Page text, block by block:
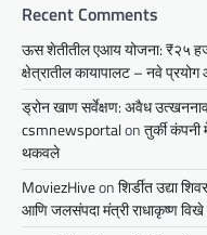
Recent Comments
ऊस शेतीतील एआय योजना: ₹२५
क्षेत्रातील कायापालट – नवे
ड्रोन खाण सर्वेक्षण: अवैध
csmnewsportalonतुर्की
थकवले
MoviezHiveonशिर्डीत उद्या
आणि जलसंपदा मंत्री राधाकृष्ण विखे